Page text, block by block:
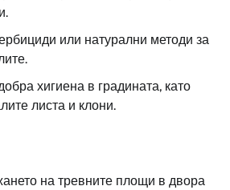
или натурални методи за
хигиена в градината, като
листа и клони.
на тревните площи в двора